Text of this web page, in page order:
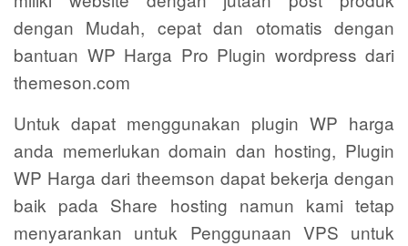
dengan Mudah, cepat dan otomatis dengan
bantuan WP Harga Pro Plugin wordpress dari
themeson.com
Untuk dapat menggunakan plugin WP harga
anda memerlukan domain dan hosting, Plugin
WP Harga dari theemson dapat bekerja dengan
baik pada Share hosting namun kami tetap
menyarankan untuk Penggunaan VPS untuk